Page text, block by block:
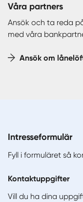
Våra partners
Ansök och ta reda
med våra
Ansök om
Intresseformulär
Fyll i formuläret så
Kontaktuppgifter
Vill du ha dina